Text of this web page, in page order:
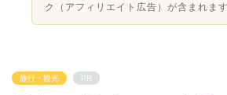
ク（アフィリエイト広告）が含まれます
旅行・観光 PR